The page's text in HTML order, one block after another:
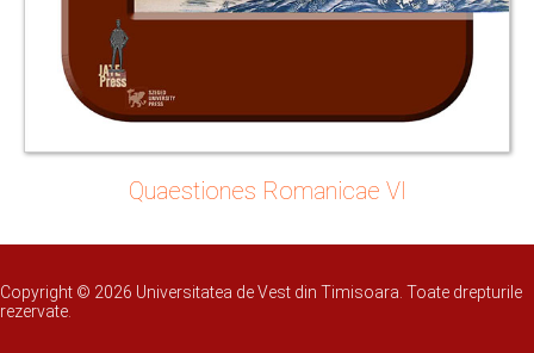
Quaestiones Romanicae VI
Copyright © 2026 Universitatea de Vest din Timisoara. Toate drepturile
rezervate.